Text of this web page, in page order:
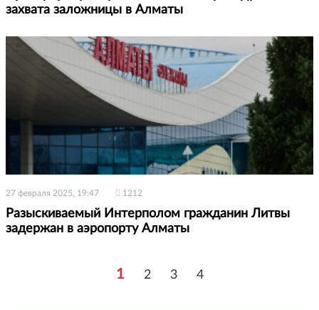
захвата заложницы в Алматы
27 февраля 2025, 19:47 1212
Разыскиваемый Интерполом гражданин Литвы
задержан в аэропорту Алматы
1 2 3 4